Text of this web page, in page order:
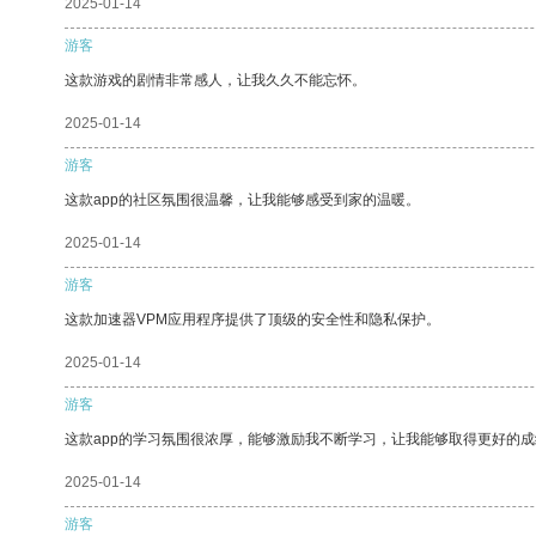
2025-01-14
游客
这款游戏的剧情非常感人，让我久久不能忘怀。
2025-01-14
游客
这款app的社区氛围很温馨，让我能够感受到家的温暖。
2025-01-14
游客
这款加速器VPM应用程序提供了顶级的安全性和隐私保护。
2025-01-14
游客
这款app的学习氛围很浓厚，能够激励我不断学习，让我能够取得更好的
2025-01-14
游客